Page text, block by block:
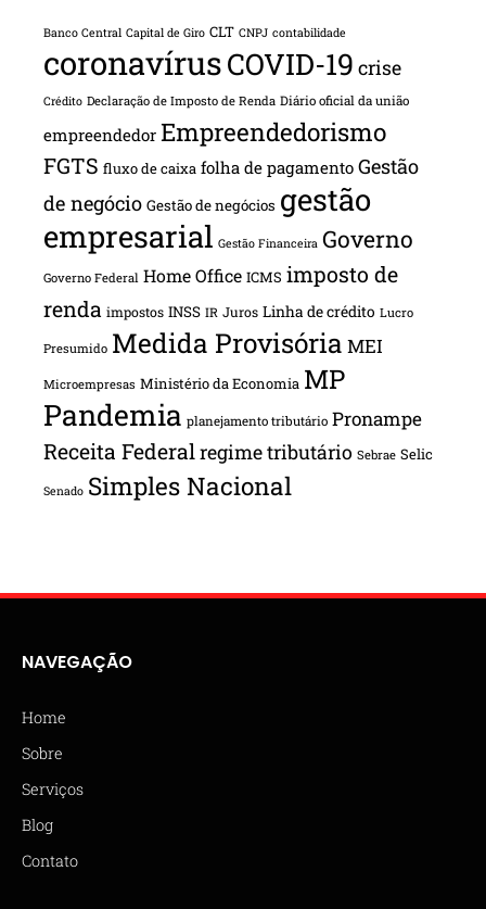
Banco Central Capital de Giro CLT CNPJ contabilidade
coronavírusCOVID-19 crise
Crédito Declaração de Imposto de Renda Diário oficial da união
empreendedor Empreendedorismo
FGTS fluxo de caixa folha de pagamento Gestão
de negócio Gestão de negócios gestão
empresarial Gestão Financeira Governo
Governo Federal Home Office ICMS imposto de
renda impostos INSS IR Juros Linha de crédito Lucro
Presumido Medida Provisória MEI
Microempresas Ministério da Economia MP
Pandemia planejamento tributário Pronampe
Receita Federalregime tributário Sebrae Selic
Senado Simples Nacional
NAVEGAÇÃO
Home
Sobre
Serviços
Blog
Contato